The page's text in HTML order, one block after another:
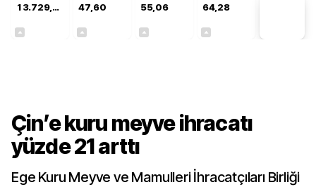
13.729,65 47,60 55,06 64,28
Çin’e kuru meyve ihracatı
yüzde 21 arttı
Ege Kuru Meyve ve Mamulleri İhracatçıları Birliği